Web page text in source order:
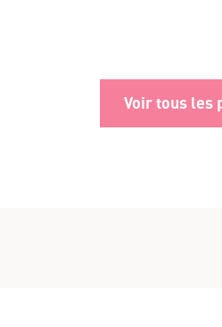
Voir tous les